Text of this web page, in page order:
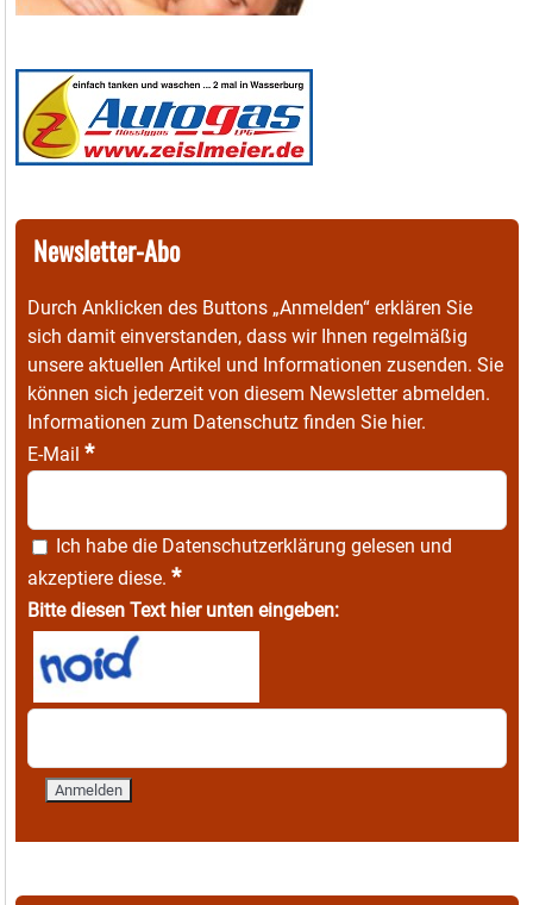
Newsletter-Abo
Durch Anklicken des Buttons „Anmelden“ erklären Sie
sich damit einverstanden, dass wir Ihnen regelmäßig
unsere aktuellen Artikel und Informationen zusenden. Sie
können sich jederzeit von diesem Newsletter abmelden.
Informationen zum Datenschutz finden Sie hier.
E-Mail *
Ich habe die Datenschutzerklärung gelesen und
akzeptiere diese. *
Bitte diesen Text hier unten eingeben: